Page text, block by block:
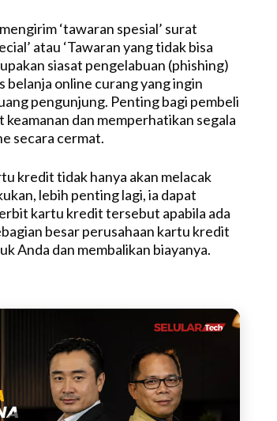
‘tawaran spesial’ surat
atau ‘Tawaran yang tidak bisa
siasat pengelabuan (phishing)
belanja online curang yang ingin
pengunjung. Penting bagi pembeli
dan memperhatikan segala
secara cermat.
kredit tidak hanya akan melacak
lebih penting lagi, ia dapat
kartu kredit tersebut apabila ada
besar perusahaan kartu kredit
Anda dan membalikan biayanya.